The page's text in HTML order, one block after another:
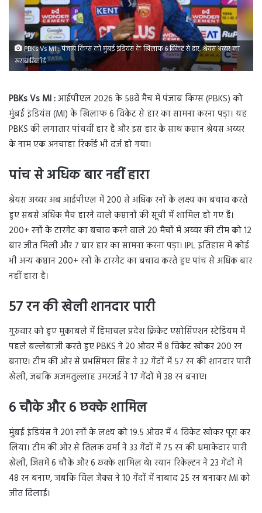
PBKs Vs MI : पंजाब किंग्स को मुंबई इंडियंस के खिलाफ 6 विकेट से हार, श्रेयस अय्यर का
खराब रिकॉर्ड
PBKs Vs MI :आईपीएल 2026 के 58वें मैच में पंजाब किंग्स (PBKS) को
मुंबई इंडियंस (MI) के खिलाफ 6 विकेट से हार का सामना करना पड़ा। यह
PBKS की लगातार पांचवीं हार है और इस हार के साथ कप्तान श्रेयस अय्यर
के नाम एक अनचाहा रिकॉर्ड भी दर्ज हो गया।
पांच से अधिक बार नहीं हारा
श्रेयस अय्यर अब आईपीएल में 200 से अधिक रनों के लक्ष्य का बचाव करते
हुए सबसे अधिक मैच हारने वाले कप्तानों की सूची में शामिल हो गए हैं।
200+ रनों के टारगेट का बचाव करने वाले 20 मैचों में अय्यर की टीम को 12
बार जीत मिली और 7 बार हार का सामना करना पड़ा। IPL इतिहास में कोई
भी अन्य कप्तान 200+ रनों के टारगेट का बचाव करते हुए पांच से अधिक बार
नहीं हारा है।
57 रन की खेली शानदार पारी
गुरुवार को हुए मुकाबले में हिमाचल प्रदेश क्रिकेट एसोसिएशन स्टेडियम में
पहले बल्लेबाजी करते हुए PBKS ने 20 ओवर में 8 विकेट खोकर 200 रन
बनाए। टीम की ओर से प्रभसिमरन सिंह ने 32 गेंदों में 57 रन की शानदार पारी
खेली, जबकि अजमतुल्लाह उमरजई ने 17 गेंदों में 38 रन बनाए।
6 चौके और 6 छक्के शामिल
मुंबई इंडियंस ने 201 रनों के लक्ष्य को 19.5 ओवर में 4 विकेट खोकर पूरा कर
लिया। टीम की ओर से तिलक वर्मा ने 33 गेंदों में 75 रन की धमाकेदार पारी
खेली, जिसमें 6 चौके और 6 छक्के शामिल थे। रयान रिकेल्टन ने 23 गेंदों में
48 रन बनाए, जबकि विल जैक्स ने 10 गेंदों में नाबाद 25 रन बनाकर MI को
जीत दिलाई।